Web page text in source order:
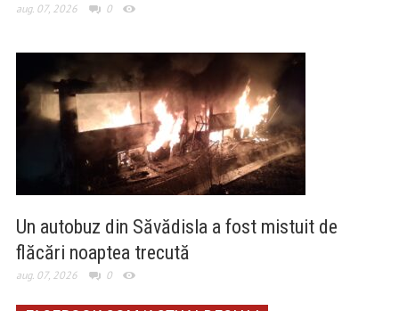
aug. 07, 2026 0
Un autobuz din Săvădisla a fost mistuit de
flăcări noaptea trecută
aug. 07, 2026 0